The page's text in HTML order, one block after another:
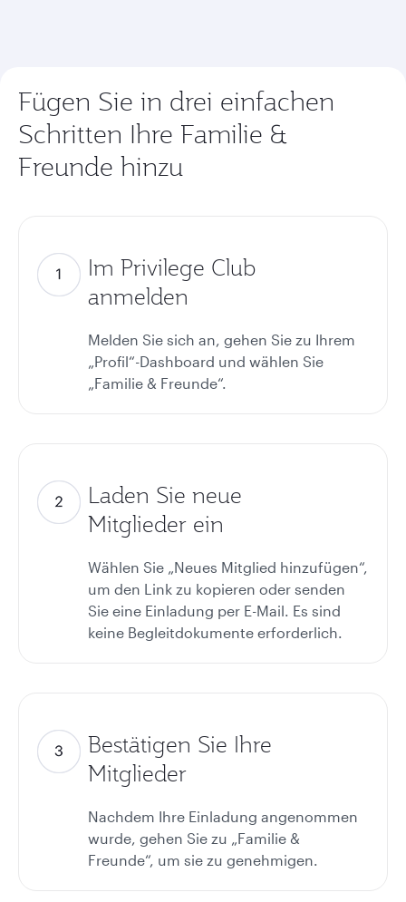
Fügen Sie in drei einfachen
Schritten Ihre Familie &
Freunde hinzu
Im Privilege Club
anmelden
Melden Sie sich an, gehen Sie zu Ihrem
„Profil“-Dashboard und wählen Sie
„Familie & Freunde“.
Laden Sie neue
Mitglieder ein
Wählen Sie „Neues Mitglied hinzufügen“,
um den Link zu kopieren oder senden
Sie eine Einladung per E-Mail. Es sind
keine Begleitdokumente erforderlich.
Bestätigen Sie Ihre
Mitglieder
Nachdem Ihre Einladung angenommen
wurde, gehen Sie zu „Familie &
Freunde“, um sie zu genehmigen.